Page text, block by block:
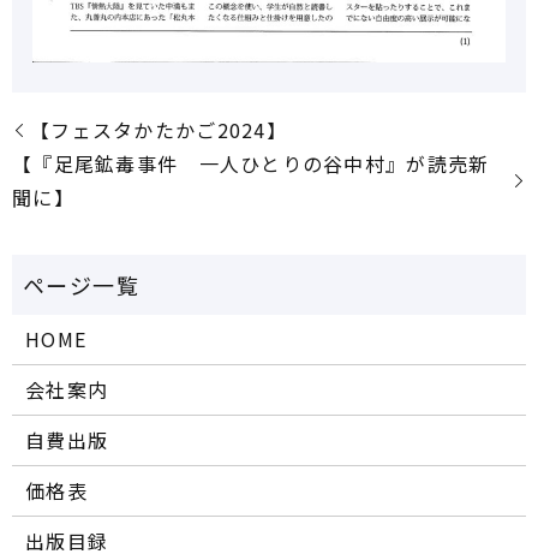
【フェスタかたかご2024】
【『足尾鉱毒事件 一人ひとりの谷中村』が読売新
聞に】
HOME
会社案内
自費出版
価格表
出版目録